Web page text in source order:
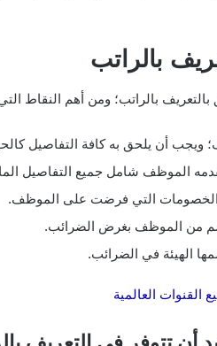
بالراتب
بالراتب؛ ومن أهم النقاط
ويجب أن يلحق به كافة التفاصيل
الموظف شامل جميع التفاصيل
الخصومات التي فرضت على الموظف.
من الموظف بغرض الضرائب.
الهيئة في الضرائب.